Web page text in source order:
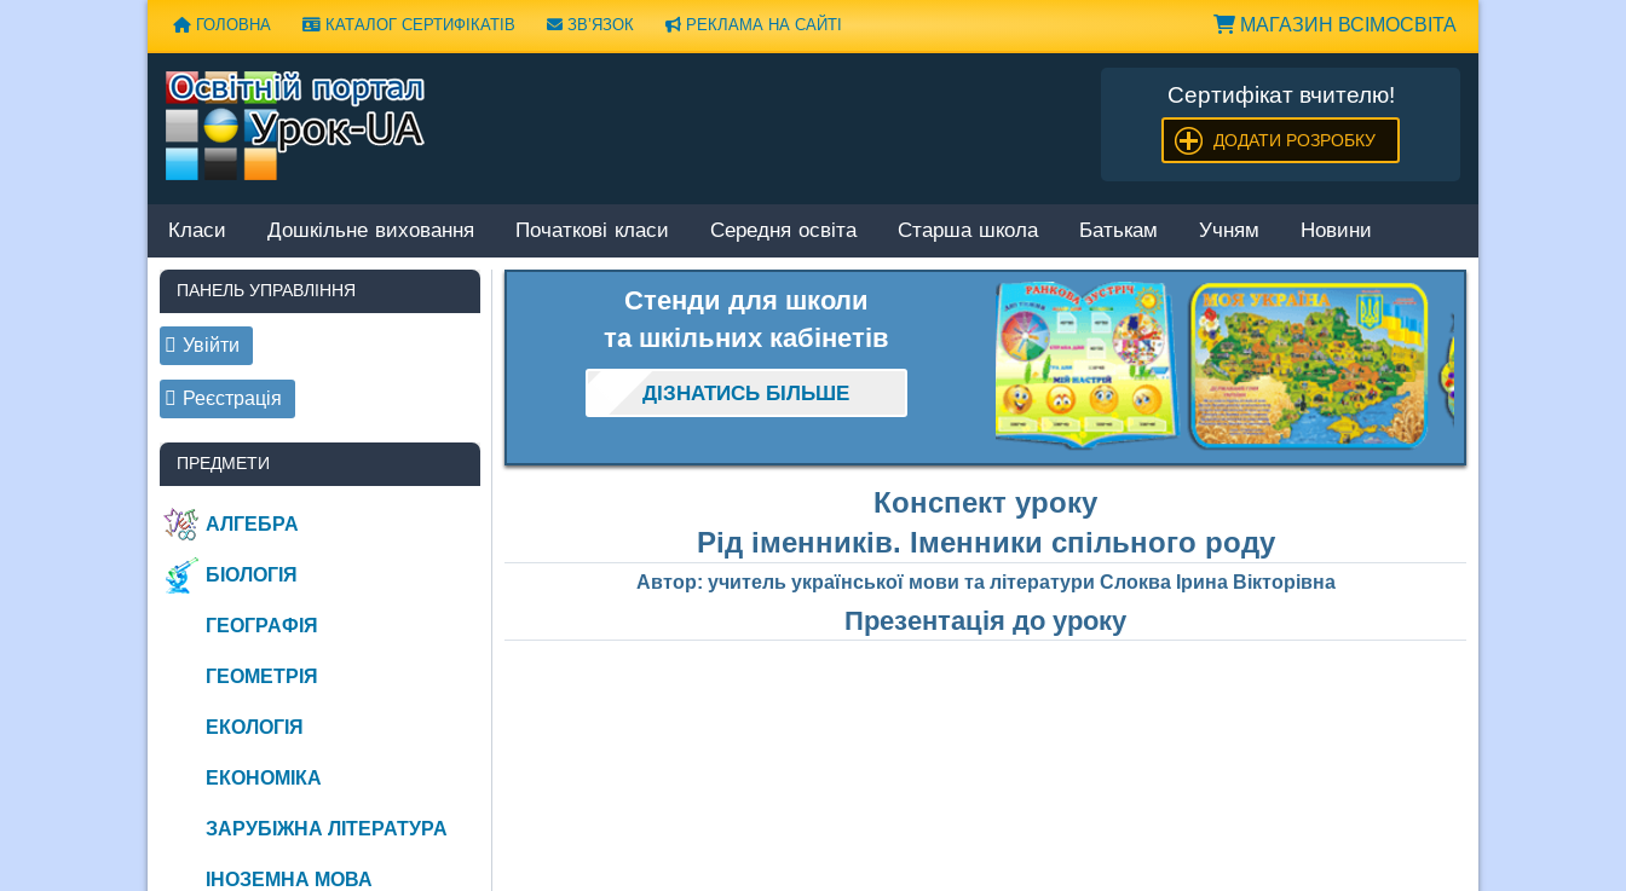
МАГАЗИН ВСІМОСВІТА
ГОЛОВНА КАТАЛОГ СЕРТИФІКАТІВ ЗВ’ЯЗОК РЕКЛАМА НА САЙТІ
Сертифікат вчителю!
ДОДАТИ РОЗРОБКУ
Класи Дошкільне виховання Початкові класи Середня освіта Старша школа Батькам Учням Новини
Стенди для школи
та шкільних кабінетів
ДІЗНАТИСЬ БІЛЬШЕ
Конспект уроку
Рід іменників. Іменники спільного роду
Автор: учитель української мови та літератури Слоква Ірина Вікторівна
Презентація до уроку
ПАНЕЛЬ УПРАВЛІННЯ
Увійти
Реєстрація
ПРЕДМЕТИ
АЛГЕБРА
БІОЛОГІЯ
ГЕОГРАФІЯ
ГЕОМЕТРІЯ
ЕКОЛОГІЯ
ЕКОНОМІКА
ЗАРУБІЖНА ЛІТЕРАТУРА
ІНОЗЕМНА МОВА